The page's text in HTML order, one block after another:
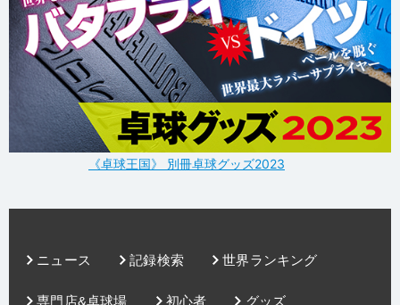
《卓球王国》 別冊卓球グッズ2023
ニュース 記録検索 世界ランキング
グッズ
専門店&卓球場 初心者